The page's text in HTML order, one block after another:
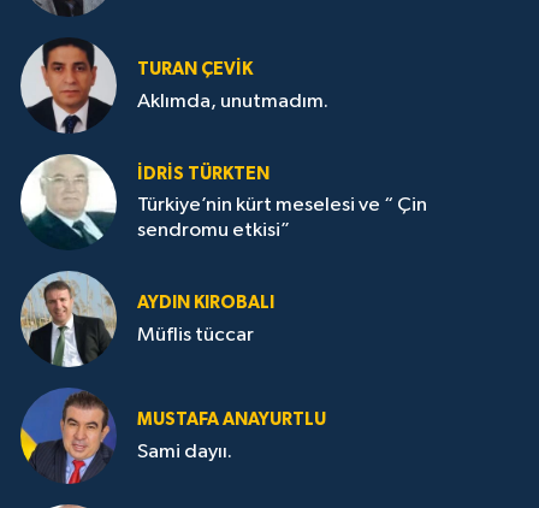
TURAN ÇEVİK
Aklımda, unutmadım.
İDRİS TÜRKTEN
Türkiye’nin kürt meselesi ve “ Çin
sendromu etkisi”
AYDIN KIROBALI
Müflis tüccar
MUSTAFA ANAYURTLU
Sami dayıı.